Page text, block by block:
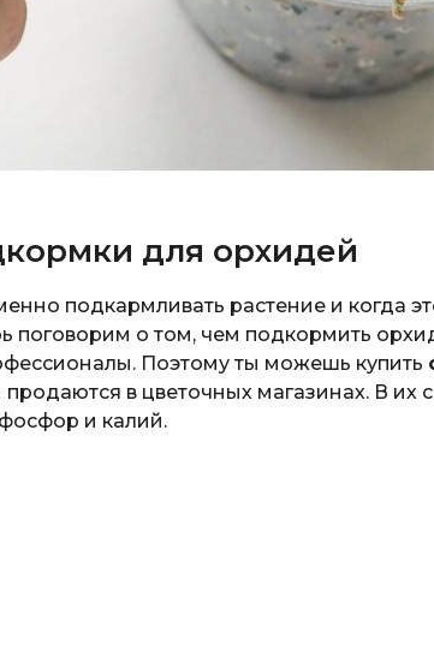
для орхидей
подкармливать растение и когда
поговорим о том, чем подкормить
Поэтому ты можешь купить
в цветочных магазинах. В их
и калий.